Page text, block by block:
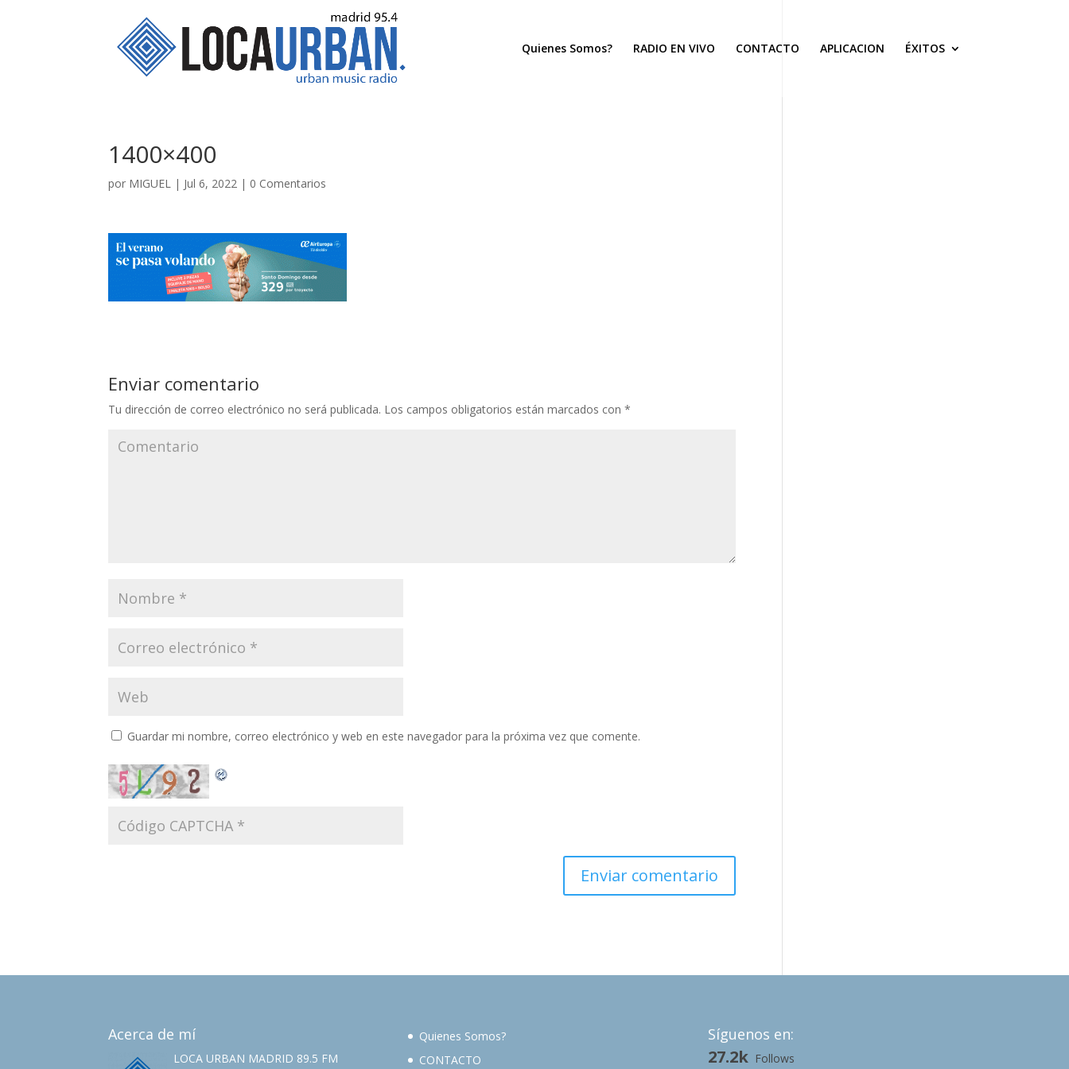
Quienes Somos? RADIO EN VIVO CONTACTO APLICACION ÉXITOS
1400×400
por MIGUEL | Jul 6, 2022 | 0 Comentarios
Enviar comentario
Tu dirección de correo electrónico no será publicada. Los campos obligatorios están marcados con *
Guardar mi nombre, correo electrónico y web en este navegador para la próxima vez que comente.
Acerca de mí
LOCA URBAN MADRID 89.5 FM
Quienes Somos?
CONTACTO
Síguenos en:
27.2k Follows